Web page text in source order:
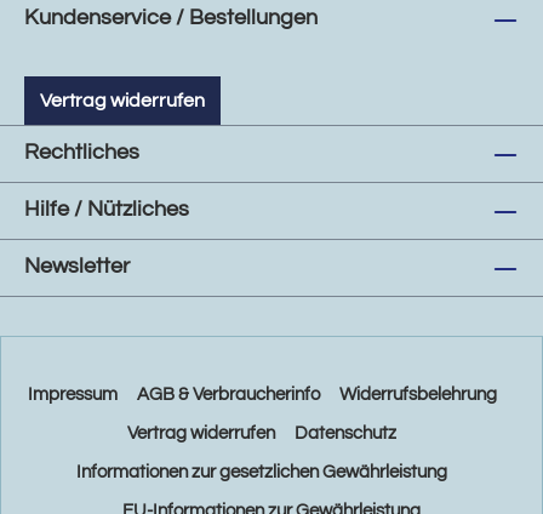
Kundenservice / Bestellungen
Vertrag widerrufen
Rechtliches
Hilfe / Nützliches
Newsletter
Impressum AGB & Verbraucherinfo Widerrufsbelehrung
Vertrag widerrufen Datenschutz
Informationen zur gesetzlichen Gewährleistung